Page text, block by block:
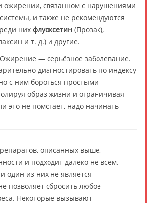
ожирении, связанном с нарушениями
и также не рекомендуются
них флуоксетин (Прозак),
и т. д.) и другие.
— серьёзное заболевание.
диагностировать по индексу
с ним бороться простыми
образ жизни и ограничивая
это не помогает, надо начинать
описанных выше,
и подходит далеко не всем.
один из них не является
позволяет сбросить любое
Некоторые вызывают